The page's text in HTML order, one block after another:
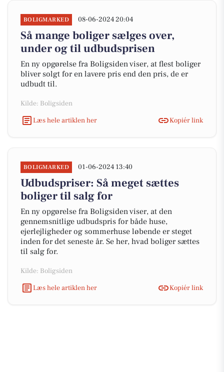
BOLIGMARKED 08-06-2024 20:04
Så mange boliger sælges over,
under og til udbudsprisen
En ny opgørelse fra Boligsiden viser, at flest boliger
bliver solgt for en lavere pris end den pris, de er
udbudt til.
Kilde: Boligsiden
Læs hele artiklen her
Kopiér link
BOLIGMARKED 01-06-2024 13:40
Udbudspriser: Så meget sættes
boliger til salg for
En ny opgørelse fra Boligsiden viser, at den
gennemsnitlige udbudspris for både huse,
ejerlejligheder og sommerhuse løbende er steget
inden for det seneste år. Se her, hvad boliger sættes
til salg for.
Kilde: Boligsiden
Læs hele artiklen her
Kopiér link